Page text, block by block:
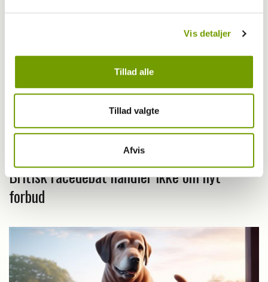
Vis detaljer
Tillad alle
Tillad valgte
Afvis
Britisk racedebat handler ikke om nyt
forbud